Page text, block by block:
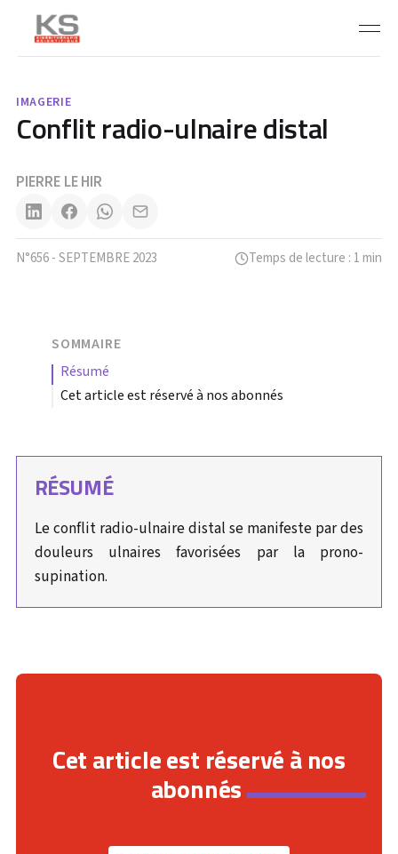
IMAGERIE
Conflit radio-ulnaire distal
PIERRE LE HIR
N°656 - SEPTEMBRE 2023 Temps de lecture : 1 min
SOMMAIRE
résumé
Cet article est réservé à nos abonnés
RÉSUMÉ
Le conflit radio-ulnaire distal se manifeste par des
douleurs ulnaires favorisées par la prono-
supination.
Cet article est réservé à nos
abonnés